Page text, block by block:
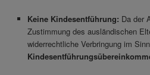
Keine Kindesentführung: Da der
Zustimmung des ausländischen
widerrechtliche Verbringung im